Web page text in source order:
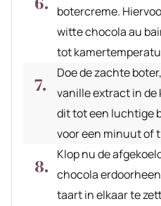
botercreme.
witte chocola au
tot
Doe de zachte
vanille extract in de
dit tot een luchtige
voor een minuut of
Klop nu de
chocola
taart in elkaar te